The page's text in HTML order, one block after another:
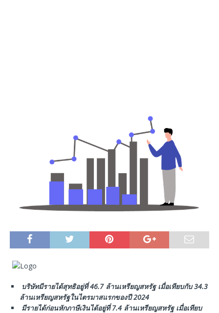
บริษัทมีรายได้สุทธิอยู่ที่46.7 ล้านเหรียญสหรัฐ เมื่อเทียบกับ34.3
ล้านเหรียญสหรัฐในไตรมาสแรกของปี2024
มีรายได้ก่อนหักภาษีเงินได้อยู่ที่7.4 ล้านเหรียญสหรัฐ เมื่อเทียบ